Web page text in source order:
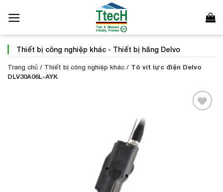
qua
dung
Thiết bị công nghiệp khác - Thiết bị hãng Delvo
Trang chủ / Thiết bị công nghiệp khác / Tô vít lực điện Delvo
DLV30A06L-AYK